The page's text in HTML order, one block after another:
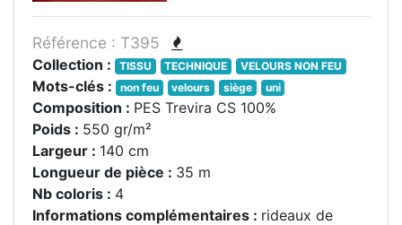
Référence : T395
Collection : TISSU TECHNIQUE VELOURS NON FEU
Mots-clés : non feu velours siège uni
Composition : PES Trevira CS 100%
Poids : 550 gr/m²
Largeur : 140 cm
Longueur de pièce : 35 m
Nb coloris : 4
Informations complémentaires : rideaux de